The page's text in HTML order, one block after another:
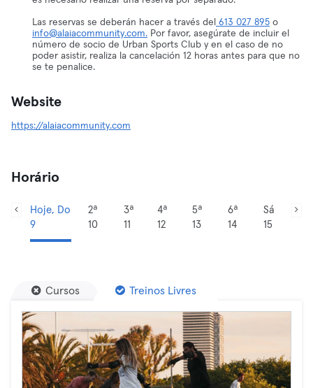
Las reservas se deberán hacer a través del 613 027 895 o
info@alaiacommunity.com. Por favor, asegúrate de incluir el
número de socio de Urban Sports Club y en el caso de no
poder asistir, realiza la cancelación 12 horas antes para que no
se te penalice.
Website
https://alaiacommunity.com
Horário
Hoje, Do
9
2ª
10
3ª
11
4ª
12
5ª
13
6ª
14
Sá
15
Cursos Treinos Livres